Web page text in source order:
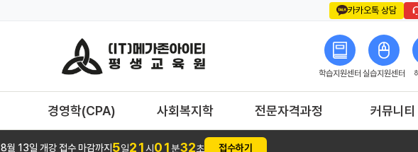
카카오톡 상담
학습지원센터 실습지원센터
경영학(CPA) 사회복지학 전문자격과정 커뮤니티
8월 13일 개강 접수 마감까지5일21시01분32초 접수하기